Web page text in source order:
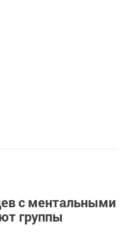
с ментальными
группы